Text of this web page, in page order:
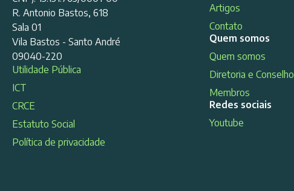
R. Antonio Bastos, 618
Sala 01
Vila Bastos - Santo André
09040-220
Utilidade Pública
ICT
CRCE
Estatuto Social
Política de privacidade
Artigos
Contato
Quem somos
Quem somos
Diretoria e Conselho
Membros
Redes sociais
Youtube